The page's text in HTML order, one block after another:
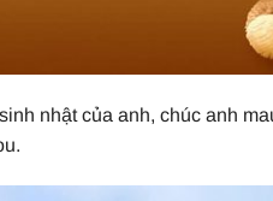
nhật của anh, chúc anh